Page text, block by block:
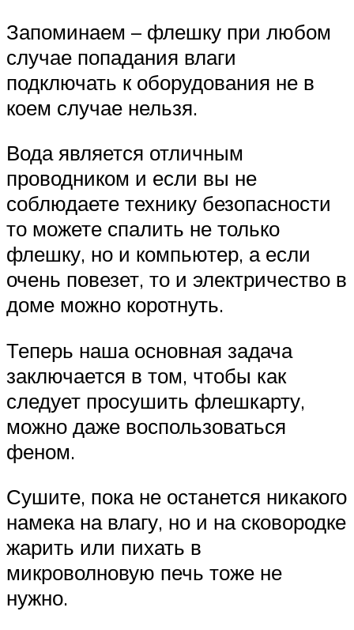
Запоминаем – флешку при любом
случае попадания влаги
подключать к оборудования не в
коем случае нельзя.
Вода является отличным
проводником и если вы не
соблюдаете технику безопасности
то можете спалить не только
флешку, но и компьютер, а если
очень повезет, то и электричество в
доме можно коротнуть.
Теперь наша основная задача
заключается в том, чтобы как
следует просушить флешкарту,
можно даже воспользоваться
феном.
Сушите, пока не останется никакого
намека на влагу, но и на сковородке
жарить или пихать в
микроволновую печь тоже не
нужно.